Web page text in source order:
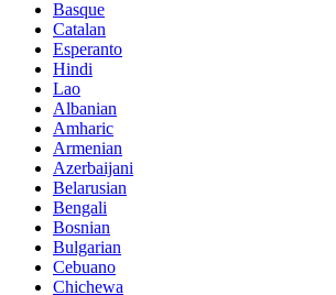
Basque
Catalan
Esperanto
Hindi
Lao
Albanian
Amharic
Armenian
Azerbaijani
Belarusian
Bengali
Bosnian
Bulgarian
Cebuano
Chichewa